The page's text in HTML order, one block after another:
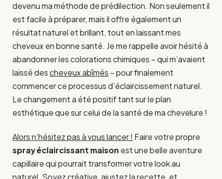
devenu ma méthode de prédilection. Non seulement il
est facile à préparer, mais il offre également un
résultat naturel et brillant, tout en laissant mes
cheveux en bonne santé. Je me rappelle avoir hésité à
abandonner les colorations chimiques – qui m’avaient
laissé descheveux abîmés – pour finalement
commencer ce processus d’éclaircissement naturel.
Le changement a été positif tant sur le plan
esthétique que sur celui de la santé de ma chevelure !
Alors n’hésitez pas à vous lancer ! Faire votre propre
spray éclaircissant maison est une belle aventure
capillaire qui pourrait transformer votre look au